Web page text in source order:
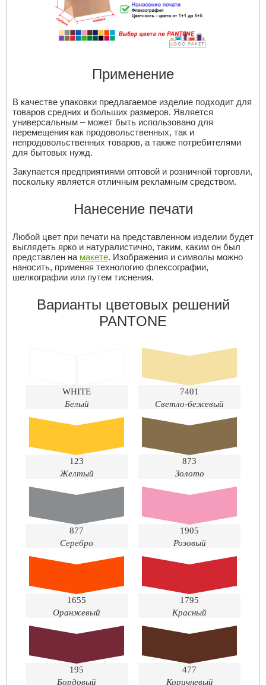
Применение
В качестве упаковки предлагаемое изделие подходит для
товаров средних и больших размеров. Является
универсальным – может быть использовано для
перемещения как продовольственных, так и
непродовольственных товаров, а также потребителями
для бытовых нужд.
Закупается предприятиями оптовой и розничной торговли,
поскольку является отличным рекламным средством.
Нанесение печати
Любой цвет при печати на представленном изделии будет
выглядеть ярко и натуралистично, таким, каким он был
представлен на макете. Изображения и символы можно
наносить, применяя технологию флексографии,
шелкографии или путем тиснения.
Варианты цветовых решений
PANTONE
WHITE
Белый
7401
Светло-бежевый
123
Желтый
873
Золото
877
Серебро
1905
Розовый
1655
Оранжевый
1795
Красный
195
Бордовый
477
Коричневый